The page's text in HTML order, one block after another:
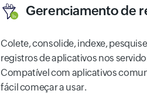
Gerenciamento de
Colete, consolide, indexe,
registros de aplicativos nos
Compatível com aplicativos
fácil começar a usar.